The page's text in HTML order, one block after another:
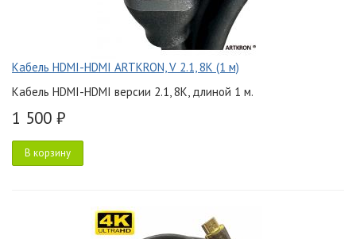
Кабель HDMI-HDMI ARTKRON, V 2.1, 8K (1 м)
Кабель HDMI-HDMI версии 2.1, 8K, длиной 1 м.
1 500 ₽
В корзину